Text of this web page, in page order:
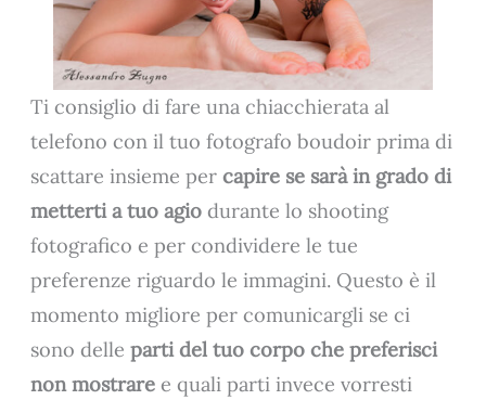
Ti consiglio di fare una chiacchierata al
telefono con il tuo fotografo boudoir prima di
scattare insieme percapire se sarà in grado di
metterti a tuo agiodurante lo shooting
fotografico e per condividere le tue
preferenze riguardo le immagini. Questo è il
momento migliore per comunicargli se ci
sono delleparti del tuo corpo che preferisci
non mostrare e quali parti invece vorresti